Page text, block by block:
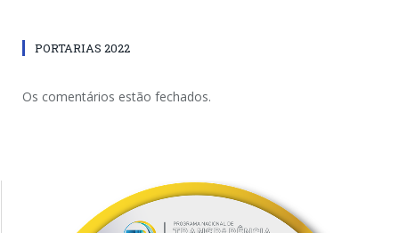
PORTARIAS 2022
Os comentários estão fechados.